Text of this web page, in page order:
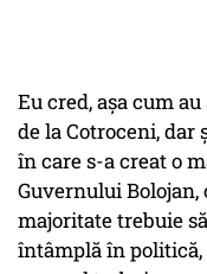
Eu cred, așa cum
de la Cotroceni,
în care s-a creat o
Guvernului Bolojan,
majoritate trebuie
întâmplă în